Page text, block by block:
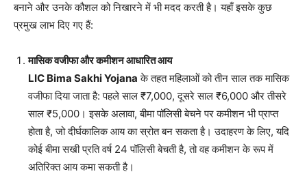
बनाने और उनके कौशल को निखारने में भी मदद करती है। यहाँ इसके कुछ
प्रमुख लाभ दिए गए हैं:
मासिक वजीफा और कमीशन आधारित आय
LIC Bima Sakhi Yojana के तहत महिलाओं को तीन साल तक मासिक
वजीफा दिया जाता है: पहले साल ₹7,000, दूसरे साल ₹6,000 और तीसरे
साल ₹5,000। इसके अलावा, बीमा पॉलिसी बेचने पर कमीशन भी प्राप्त
होता है, जो दीर्घकालिक आय का स्रोत बन सकता है। उदाहरण के लिए, यदि
कोई बीमा सखी प्रति वर्ष 24 पॉलिसी बेचती है, तो वह कमीशन के रूप में
अतिरिक्त आय कमा सकती है।